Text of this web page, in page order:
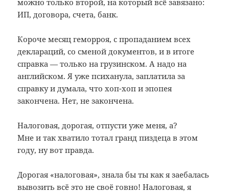
можно только второй, на который всё завязано:
ИП, договора, счета, банк.
Короче месяц геморроя, с пропаданием всех
деклараций, со сменой документов, и в итоге
справка — только на грузинском. А надо на
английском. Я уже психанула, заплатила за
справку и думала, что хоп-хоп и эпопея
закончена. Нет, не закончена.
Налоговая, дорогая, отпусти уже меня, а?
Мне и так хватило тотал гранд пиздеца в этом
году, ну вот правда.
Дорогая «налоговая», знала бы ты как я заебалась
вывозить всё это не своё говно! Налоговая, я